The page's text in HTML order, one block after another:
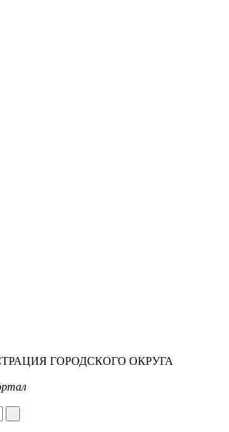
ГОРОДСКОГО ОКРУГА